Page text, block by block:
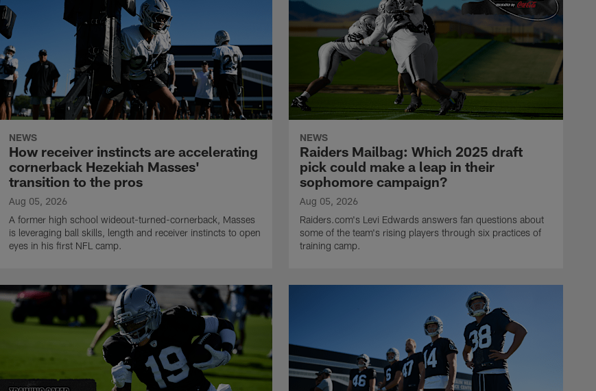
NEWS
How receiver instincts are accelerating
cornerback Hezekiah Masses'
transition to the pros
Aug 05, 2026
A former high school wideout-turned-cornerback, Masses
is leveraging ball skills, length and receiver instincts to open
eyes in his first NFL camp.
NEWS
Raiders Mailbag: Which 2025 draft
pick could make a leap in their
sophomore campaign?
Aug 05, 2026
Raiders.com's Levi Edwards answers fan questions about
some of the team's rising players through six practices of
training camp.